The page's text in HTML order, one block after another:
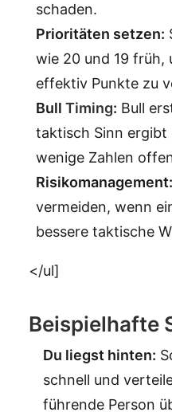
schaden.
Prioritäten setzen:
wie 20 und 19 früh,
effektiv Punkte zu
Bull Timing: Bull
taktisch Sinn
wenige Zahlen
Risikomanagement:
vermeiden, wenn
bessere taktische
</ul]
Beispielhafte
Du liegst hinten:
schnell und
führende Person